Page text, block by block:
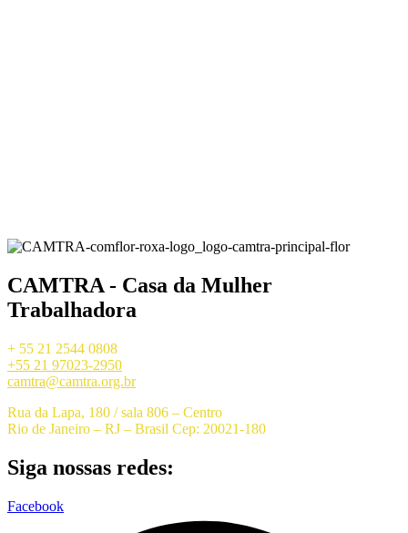
CAMTRA - Casa da Mulher
Trabalhadora
+ 55 21 2544 0808
+55 21 97023-2950
camtra@camtra.org.br
Rua da Lapa, 180 / sala 806 – Centro
Rio de Janeiro – RJ – Brasil Cep: 20021-180
Siga nossas redes:
Facebook